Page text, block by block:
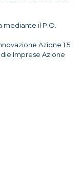
mediante il P.O.
Azione 1.5
Imprese Azione